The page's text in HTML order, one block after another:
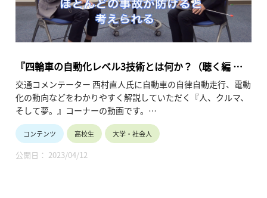
『四輪車の自動化レベル3技術とは何か？（聴く編 第1
回）』
交通コメンテーター 西村直人氏に自動車の自律自動走行、電動
化の動向などをわかりやすく解説していただく『人、クルマ、
そして夢。』コーナーの動画です。
世界で初めて市販化された自動運転レベル３の技術開発責任者
である(株)本田技術研究所 エグゼクティブチーフエンジニア 杉
本洋一 氏へのインタビューの1回目。
・ホンダが世界ではじめて製品化した「自動運転車両」とは
コンテンツ 高校生 大学・社会人
公開日： 2023/04/12